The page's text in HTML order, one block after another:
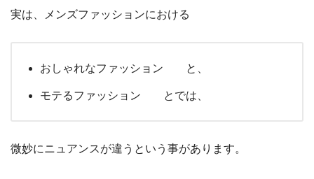
実は、メンズファッションにおける
おしゃれなファッション と、
モテるファッション とでは、
微妙にニュアンスが違うという事があります。